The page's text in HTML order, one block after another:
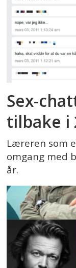
Sex-
tilbake i
Læreren som
omgang med
år.